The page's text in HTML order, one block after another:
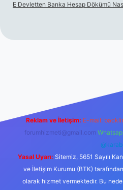
E Devletten Banka Hesap Dökümü
Reklam ve İletişim: E-mail:
forumhizmeti@gmail.com
Yasal Uyarı: Sitemiz, 5651 Sayılı
ve İletişim Kurumu (BTK)
olarak hizmet vermektedir. Bu